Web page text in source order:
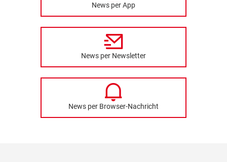
News per App
News per Newsletter
News per Browser-Nachricht